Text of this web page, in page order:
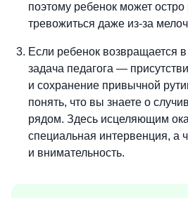
поэтому ребенок может остро
тревожиться даже из-за
Если ребенок возвращается
задача педагога —
и сохранение привычной
понять, что вы знаете о
рядом. Здесь исцеляющим
специальная интервенция, а
и внимательность.